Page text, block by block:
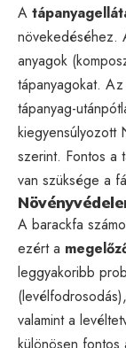
A
növekedéséhez.
anyagok
tápanyagokat.
tápanyag-
kiegyensúlyozott
szerint. Fontos a
van szüksége a
A barackfa
ezért a
leggyakoribb
valamint a
különösen